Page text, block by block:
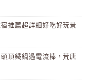
推薦超詳細好吃好玩景
頂鐵鍋過電流棒，荒唐